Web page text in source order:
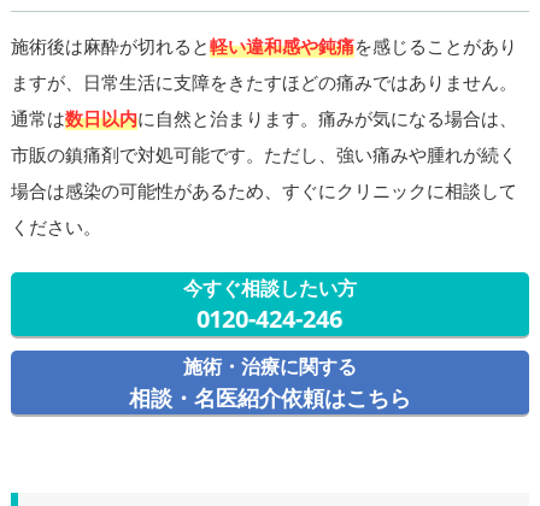
施術後は麻酔が切れると軽い違和感や鈍痛を感じることがあり
ますが、日常生活に支障をきたすほどの痛みではありません。
通常は数日以内に自然と治まります。痛みが気になる場合は、
市販の鎮痛剤で対処可能です。ただし、強い痛みや腫れが続く
場合は感染の可能性があるため、すぐにクリニックに相談して
ください。
今すぐ相談したい方
0120-424-246
施術・治療に関する
相談・名医紹介依頼はこちら